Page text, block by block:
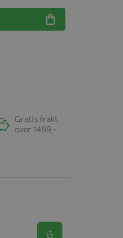
Gratis frakt
over 1499,-